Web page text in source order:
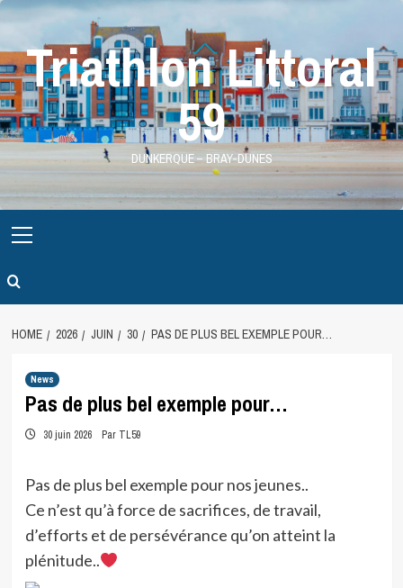
Skip
contentTriathlon Littoral
59
DUNKERQUE – BRAY-DUNES
Menu
HOME 2026 JUIN 30 PAS DE PLUS BEL EXEMPLE POUR…
News
Pas de plus bel exemple pour…
30 juin 2026 Par TL59
Pas de plus bel exemple pour nos jeunes..
Ce n’est qu’à force de sacrifices, de travail,
d’efforts et de persévérance qu’on atteint la
plénitude..